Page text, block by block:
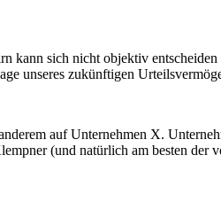
sich nicht objektiv
unseres zukünftigen
auf Unternehmen X.
(und natürlich am besten der